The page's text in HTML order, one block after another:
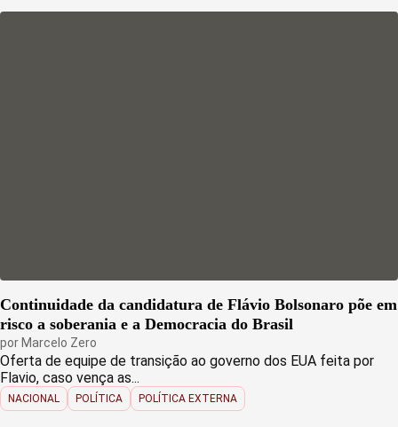
Continuidade da candidatura de Flávio Bolsonaro põe em
risco a soberania e a Democracia do Brasil
por Marcelo Zero
Oferta de equipe de transição ao governo dos EUA feita por
Flavio, caso vença as...
NACIONAL POLÍTICA POLÍTICA EXTERNA